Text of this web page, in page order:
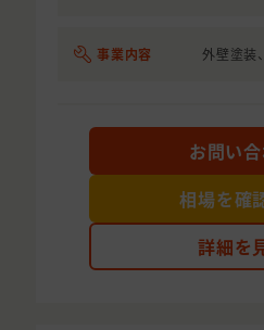
事業内容 外壁塗装
詳細を
お問い
相場を確